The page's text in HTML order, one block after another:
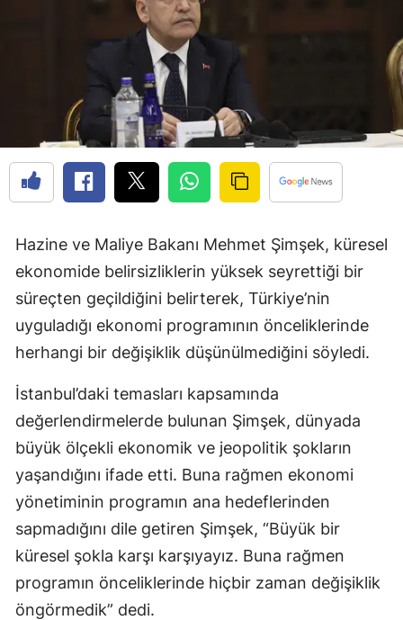
Hazine ve Maliye Bakanı Mehmet Şimşek, küresel
ekonomide belirsizliklerin yüksek seyrettiği bir
süreçten geçildiğini belirterek, Türkiye’nin
uyguladığı ekonomi programının önceliklerinde
herhangi bir değişiklik düşünülmediğini söyledi.
İstanbul’daki temasları kapsamında
değerlendirmelerde bulunan Şimşek, dünyada
büyük ölçekli ekonomik ve jeopolitik şokların
yaşandığını ifade etti. Buna rağmen ekonomi
yönetiminin programın ana hedeflerinden
sapmadığını dile getiren Şimşek, “Büyük bir
küresel şokla karşı karşıyayız. Buna rağmen
programın önceliklerinde hiçbir zaman değişiklik
öngörmedik” dedi.